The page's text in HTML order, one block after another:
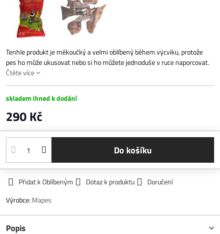
Tenhle produkt je měkoučký a velmi oblíbený během výcviku, protože
pes ho může ukusovat nebo si ho můžete jednoduše v ruce naporcovat.
Čtěte více
skladem ihned k dodání
290 Kč
Do košíku
Přidat k Oblíbeným Dotaz k produktu
Doručení
Výrobce:Mapes
Popis